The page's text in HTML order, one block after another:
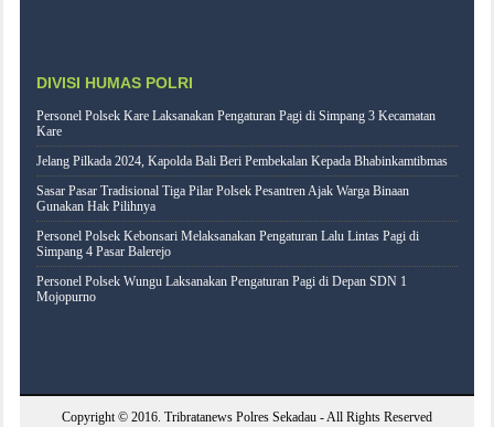
DIVISI HUMAS POLRI
Personel Polsek Kare Laksanakan Pengaturan Pagi di Simpang 3 Kecamatan
Kare
Jelang Pilkada 2024, Kapolda Bali Beri Pembekalan Kepada Bhabinkamtibmas
Sasar Pasar Tradisional Tiga Pilar Polsek Pesantren Ajak Warga Binaan
Gunakan Hak Pilihnya
Personel Polsek Kebonsari Melaksanakan Pengaturan Lalu Lintas Pagi di
Simpang 4 Pasar Balerejo
Personel Polsek Wungu Laksanakan Pengaturan Pagi di Depan SDN 1
Mojopurno
Copyright © 2016. Tribratanews Polres Sekadau - All Rights Reserved